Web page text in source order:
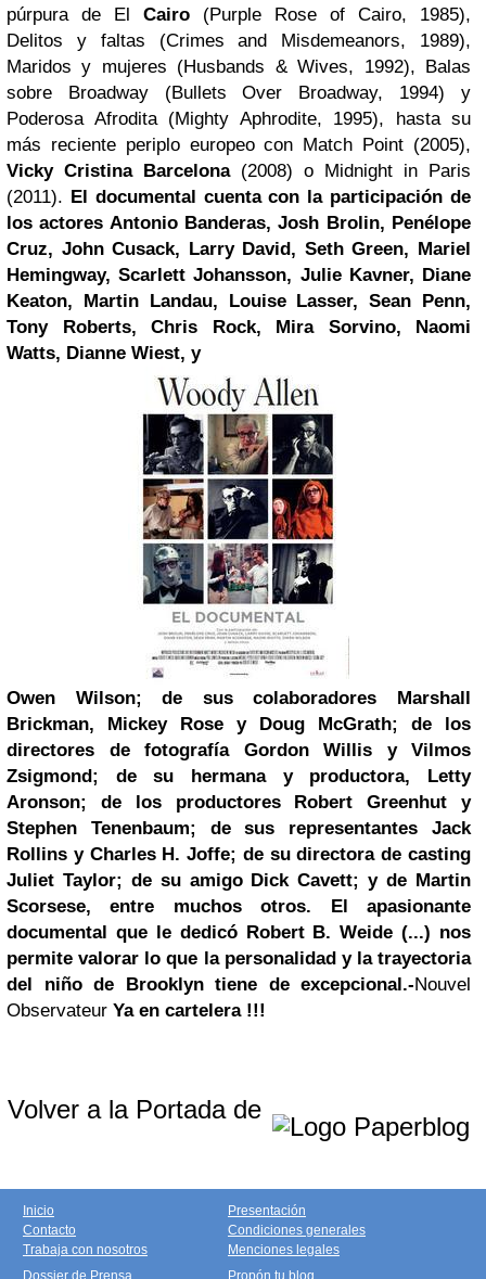
púrpura de El Cairo (Purple Rose of Cairo, 1985),
Delitos y faltas (Crimes and Misdemeanors, 1989),
Maridos y mujeres (Husbands & Wives, 1992), Balas
sobre Broadway (Bullets Over Broadway, 1994) y
Poderosa Afrodita (Mighty Aphrodite, 1995), hasta su
más reciente periplo europeo con Match Point (2005),
Vicky Cristina Barcelona(2008) o Midnight in Paris
(2011). El documental cuenta con la participación de
los actores Antonio Banderas, Josh Brolin, Penélope
Cruz, John Cusack, Larry David, Seth Green, Mariel
Hemingway, Scarlett Johansson, Julie Kavner, Diane
Keaton, Martin Landau, Louise Lasser, Sean Penn,
Tony Roberts, Chris Rock, Mira Sorvino, Naomi
Watts, Dianne Wiest, y
Owen Wilson; de sus colaboradores Marshall
Brickman, Mickey Rose y Doug McGrath; de los
directores de fotografía Gordon Willis y Vilmos
Zsigmond; de su hermana y productora, Letty
Aronson; de los productores Robert Greenhut y
Stephen Tenenbaum; de sus representantes Jack
Rollins y Charles H. Joffe; de su directora de casting
Juliet Taylor; de su amigo Dick Cavett; y de Martin
Scorsese, entre muchos otros.
El apasionante
documental que le dedicó Robert B. Weide (...) nos
permite valorar lo que la personalidad y la trayectoria
del niño de Brooklyn tiene de excepcional.-Nouvel
Observateur Ya en cartelera !!!
Volver a la Portada de
Inicio
Contacto
Trabaja con nosotros
Presentación
Condiciones generales
Menciones legales
Dossier de Prensa
Propón tu blog